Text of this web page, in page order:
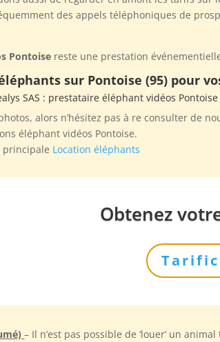
des appels téléphoniques de
Pontoise reste une prestation
sur Pontoise (95) pour
SAS : prestataire éléphant vidéos Pontoise
alors n’hésitez pas à re consulter de
éléphant vidéos Pontoise.
principale Location éléphants
Obtenez
– Il n’est pas possible de ‘louer’ un